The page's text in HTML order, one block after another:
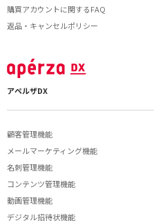
購買アカウントに関するFAQ
返品・キャンセルポリシー
アペルザDX
顧客管理機能
メールマーケティング機能
名刺管理機能
コンテンツ管理機能
動画管理機能
デジタル招待状機能